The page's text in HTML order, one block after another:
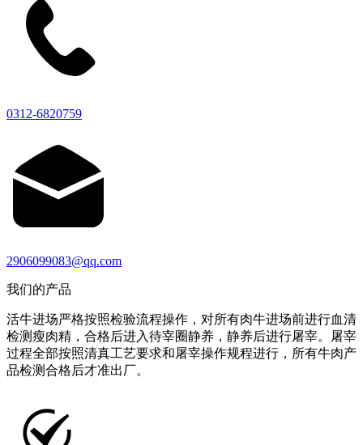
0312-6820759
2906099083@qq.com
我们的产品
活牛进场严格按照检验流程操作，对所有肉牛进场前进行血清
检测瘦肉精，合格后进入待宰圈静养，静养后进行屠宰。屠宰
过程全部按照清真工艺要求和屠宰操作规程进行，所有牛肉产
品检测合格后才准出厂。